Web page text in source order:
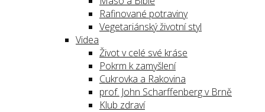
Rafinované potraviny
Vegetariánský životní styl
Videa
Život v celé své kráse
Pokrm k zamyšlení
Cukrovka a Rakovina
prof. John Scharffenberg v Brně
Klub zdraví